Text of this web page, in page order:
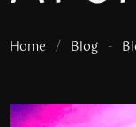
Home / Blog -